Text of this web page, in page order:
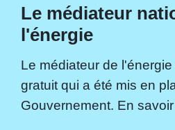
Le médiateur
l'énergie
Le médiateur de
gratuit qui a été mis en
Gouvernement. En